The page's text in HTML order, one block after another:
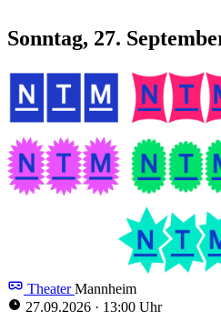
Sonntag, 27.
TheaterMannheim
27.09.2026 · 13:00 Uhr